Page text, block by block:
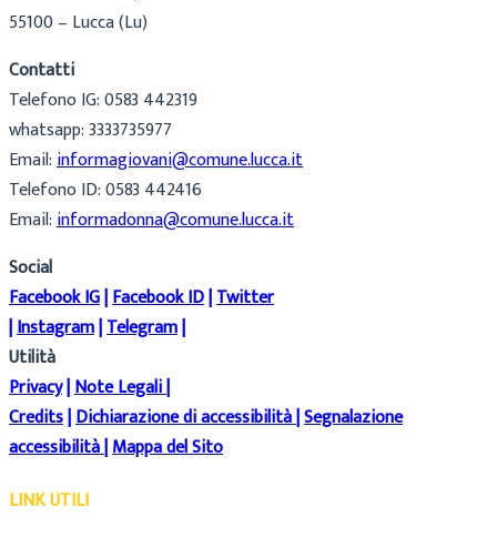
55100 – Lucca (Lu)
Contatti
Telefono IG: 0583 442319
whatsapp: 3333735977
Email:informagiovani@comune.lucca.it
Telefono ID: 0583 442416
Email:informadonna@comune.lucca.it
Social
Facebook IG|Facebook ID|Twitter
|Instagram|Telegram|
Utilità
Privacy|Note Legali|
Credits|Dichiarazione di accessibilità|Segnalazione
accessibilità|Mappa del Sito
LINK UTILI